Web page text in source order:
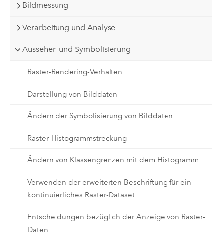
Bildmessung
Verarbeitung und Analyse
Aussehen und Symbolisierung
Raster-Rendering-Verhalten
Darstellung von Bilddaten
Ändern der Symbolisierung von Bilddaten
Raster-Histogrammstreckung
Ändern von Klassengrenzen mit dem Histogramm
Verwenden der erweiterten Beschriftung für ein
kontinuierliches Raster-Dataset
Entscheidungen bezüglich der Anzeige von Raster-
Daten